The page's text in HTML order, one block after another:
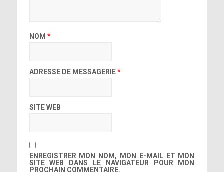
NOM *
ADRESSE DE MESSAGERIE*
SITE WEB
ENREGISTRER MON NOM, MON E-MAIL ET MON
SITE WEB DANS LE NAVIGATEUR POUR MON
PROCHAIN COMMENTAIRE.